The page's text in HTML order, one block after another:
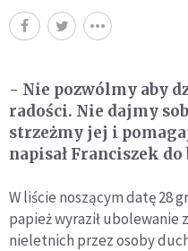
- Nie pozwólmy aby
radości. Nie dajmy
strzeżmy jej i
napisał Franciszek
W liście noszącym datę 28
papież wyraził ubolewanie
nieletnich przez osoby